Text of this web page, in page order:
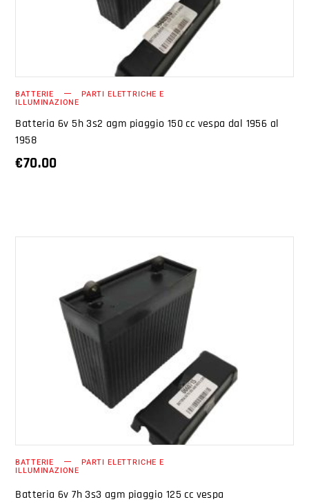
BATTERIE PARTI ELETTRICHE E
ILLUMINAZIONE
Batteria 6v 5h 3s2 agm piaggio 150 cc vespa dal 1956 al
1958
€70.00
AGGIUNGI AL CARRELLO
BATTERIE PARTI ELETTRICHE E
ILLUMINAZIONE
Batteria 6v 7h 3s3 agm piaggio 125 cc vespa